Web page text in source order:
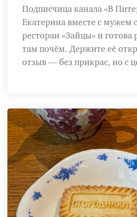
Подписчица канала «В
Екатерина вместе с мужем
ресторан «Зайцы» и готова
там почём. Держите её
отзыв — без прикрас, но с